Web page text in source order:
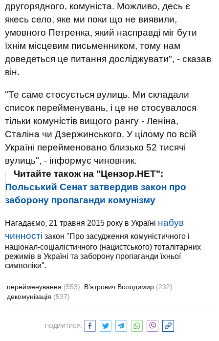
другорядного, комуніста. Можливо, десь є
якесь село, яке ми поки що не виявили,
умовного Петренка, який насправді міг бути
їхнім місцевим письменником, тому нам
доведеться це питання досліджувати", - сказав
він.
"Те саме стосується вулиць. Ми складали
список перейменувань, і це не стосувалося
тільки комуністів вищого рангу - Леніна,
Сталіна чи Дзержинського. У цілому по всій
Україні перейменовано близько 52 тисячі
вулиць", - інформує чиновник.
Читайте також на "Цензор.НЕТ":
Польський Сенат затвердив закон про
заборону пропаганди комунізму
Нагадаємо, 21 травня 2015 року в Україні набув
чинності закон "Про засудження комуністичного і
націонал-соціалістичного (нацистського) тоталітарних
режимів в Україні та заборону пропаганди їхньої
символіки".
перейменування (553) В’ятрович Володимир (232)
декомунізація (537)
ПОДІЛИТИСЯ: